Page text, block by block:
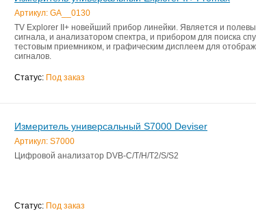
Артикул: GA__0130
TV Explorer II+ новейший прибор линейки. Является и
сигнала, и анализатором спектра, и прибором для поиска
тестовым приемником, и графическим дисплеем для
сигналов.
Статус: Под заказ
Измеритель универсальный S7000 Deviser
Артикул: S7000
Цифровой анализатор DVB-C/T/H/T2/S/S2
Статус: Под заказ